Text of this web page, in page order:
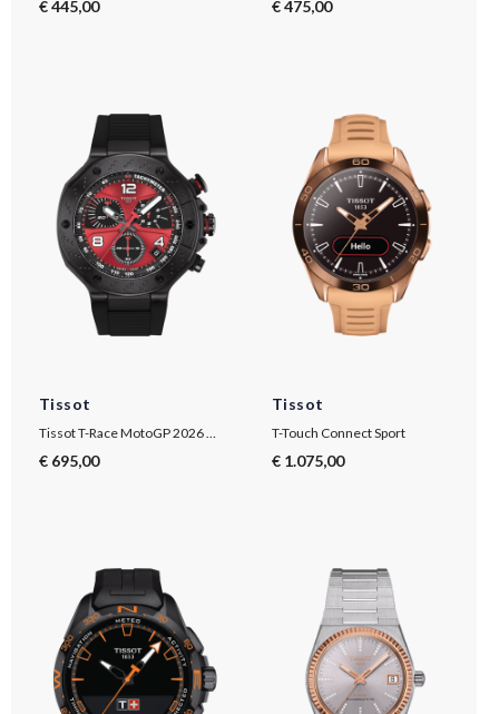
€ 445,00 € 475,00
Tissot
€ 695,00
Tissot
T-Touch Connect Sport
€ 1.075,00